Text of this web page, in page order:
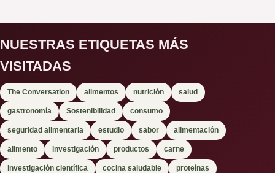
NUESTRAS ETIQUETAS MÁS
VISITADAS
The Conversation alimentos nutrición salud
gastronomía Sostenibilidad consumo
seguridad alimentaria estudio sabor alimentación
alimento investigación productos carne
investigación científica cocina saludable proteínas